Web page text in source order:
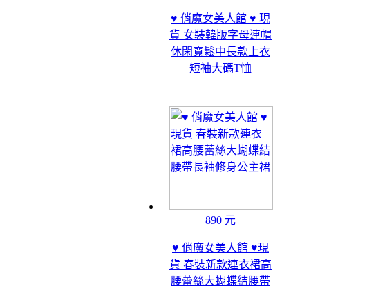
♥ 俏魔女美人館 ♥ 現
貨 女裝韓版字母連帽
休閑寬鬆中長款上衣
短袖大碼T恤
890 元
♥ 俏魔女美人館 ♥現
貨 春裝新款連衣裙高
腰蕾絲大蝴蝶結腰帶